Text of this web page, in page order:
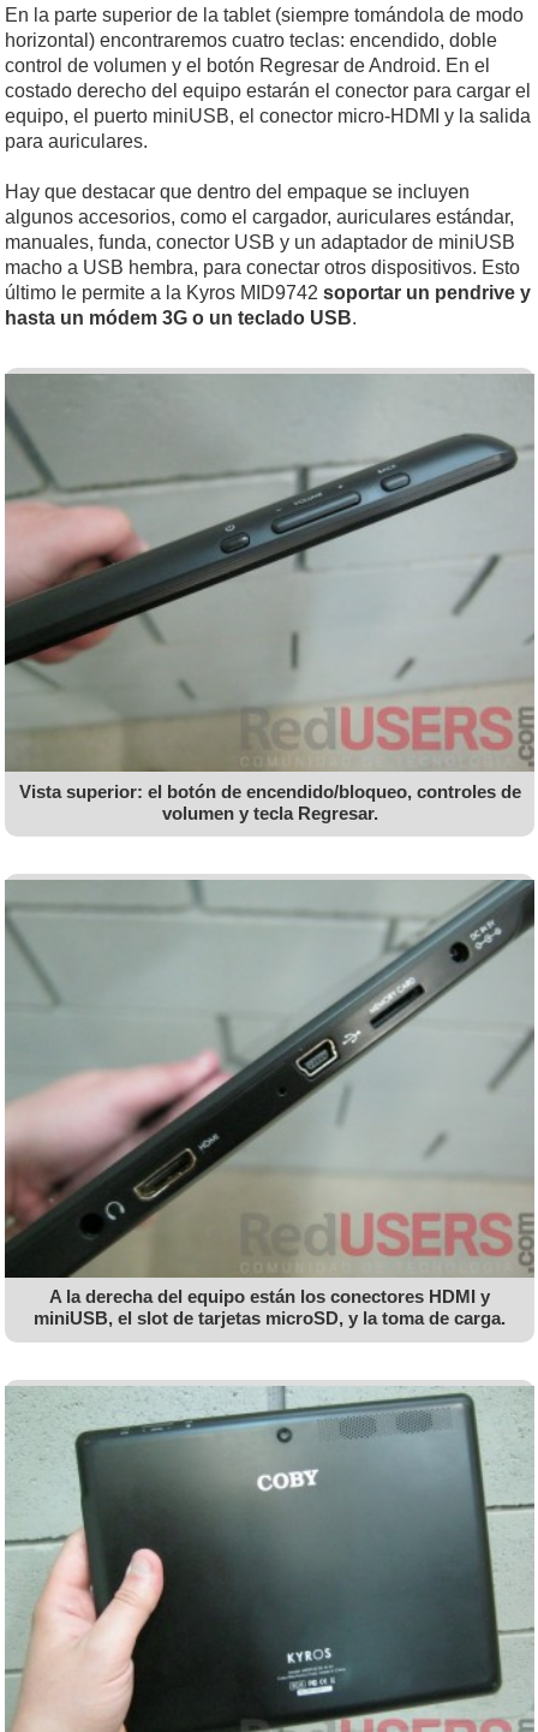
En la parte superior de la tablet (siempre tomándola de modo
horizontal) encontraremos cuatro teclas: encendido, doble
control de volumen y el botón Regresar de Android. En el
costado derecho del equipo estarán el conector para cargar el
equipo, el puerto miniUSB, el conector micro-HDMI y la salida
para auriculares.
Hay que destacar que dentro del empaque se incluyen
algunos accesorios, como el cargador, auriculares estándar,
manuales, funda, conector USB y un adaptador de miniUSB
macho a USB hembra, para conectar otros dispositivos. Esto
último le permite a la Kyros MID9742 soportar un pendrive y
hasta un módem 3G o un teclado USB.
Vista superior: el botón de encendido/bloqueo, controles de
volumen y tecla Regresar.
A la derecha del equipo están los conectores HDMI y
miniUSB, el slot de tarjetas microSD, y la toma de carga.